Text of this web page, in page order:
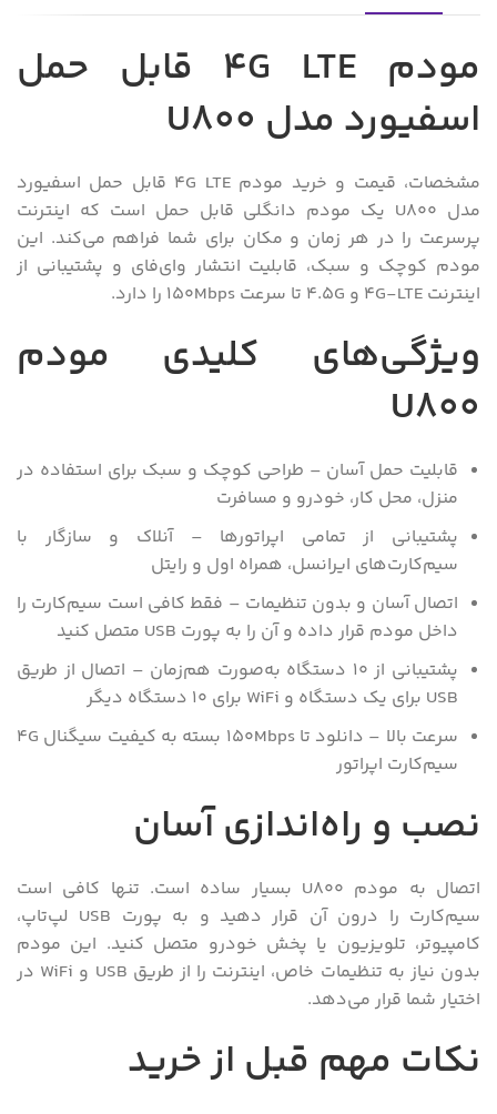
مودم 4G LTE قابل حمل
اسفیورد مدل U800
مشخصات، قیمت و خرید مودم 4G LTE قابل حمل اسفیورد
مدل U800 یک مودم دانگلی قابل حمل است که اینترنت
پرسرعت را در هر زمان و مکان برای شما فراهم می‌کند. این
مودم کوچک و سبک، قابلیت انتشار وای‌فای و پشتیبانی از
اینترنت 4G-LTE و 4.5G تا سرعت 150Mbps را دارد.
ویژگی‌های کلیدی مودم
U800
قابلیت حمل آسان – طراحی کوچک و سبک برای استفاده در
منزل، محل کار، خودرو و مسافرت
پشتیبانی از تمامی اپراتورها – آنلاک و سازگار با
سیم‌کارت‌های ایرانسل، همراه اول و رایتل
اتصال آسان و بدون تنظیمات – فقط کافی است سیم‌کارت را
داخل مودم قرار داده و آن را به پورت USB متصل کنید
پشتیبانی از ۱۰ دستگاه به‌صورت هم‌زمان – اتصال از طریق
USB برای یک دستگاه و WiFi برای ۱۰ دستگاه دیگر
سرعت بالا – دانلود تا 150Mbps بسته به کیفیت سیگنال 4G
سیم‌کارت اپراتور
نصب و راه‌اندازی آسان
اتصال به مودم U800 بسیار ساده است. تنها کافی است
سیم‌کارت را درون آن قرار دهید و به پورت USB لپ‌تاپ،
کامپیوتر، تلویزیون یا پخش خودرو متصل کنید. این مودم
بدون نیاز به تنظیمات خاص، اینترنت را از طریق USB و WiFi در
اختیار شما قرار می‌دهد.
نکات مهم قبل از خرید